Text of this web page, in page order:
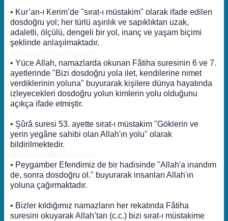
• Kur’an-ı Kerim’de "sırat-ı müstakim" olarak ifade edilen
dosdoğru yol; her türlü aşırılık ve sapıklıktan uzak,
adaletli, ölçülü, dengeli bir yol, inanç ve yaşam biçimi
şeklinde anlaşılmaktadır.
• Yüce Allah, namazlarda okunan Fâtiha suresinin 6 ve 7.
ayetlerinde "Bizi dosdoğru yola ilet, kendilerine nimet
verdiklerinin yoluna" buyurarak kişilere dünya hayatında
izleyecekleri dosdoğru yolun kimlerin yolu olduğunu
açıkça ifade etmiştir.
• Şûrâ suresi 53. ayette sırat-ı müstakim "Göklerin ve
yerin yegâne sahibi olan Allah'ın yolu" olarak
bildirilmektedir.
• Peygamber Efendimiz de bir hadisinde "Allah'a inandım
de, sonra dosdoğru ol." buyurarak insanları Allah'ın
yoluna çağırmaktadır.
• Bizler kıldığımız namazların her rekatında Fâtiha
suresini okuyarak Allah’tan (c.c.) bizi sırat-ı müstakime